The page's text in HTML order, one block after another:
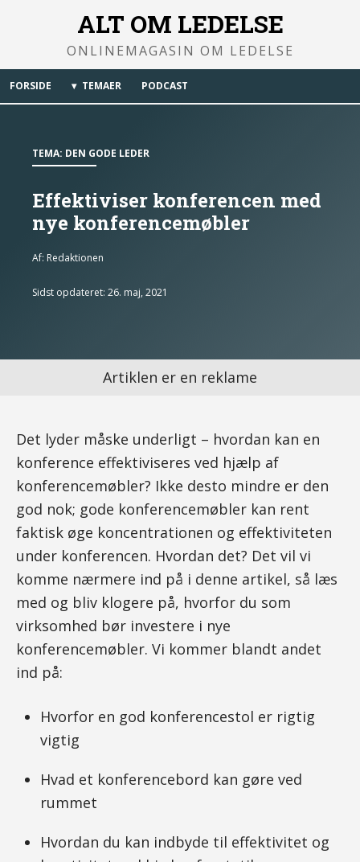
ALT OM LEDELSE
ONLINEMAGASIN OM LEDELSE
FORSIDE TEMAER PODCAST
TEMA: DEN GODE LEDER
Effektiviser konferencen med
nye konferencemøbler
Af: Redaktionen
Sidst opdateret: 26. maj, 2021
Artiklen er en reklame
Det lyder måske underligt – hvordan kan en
konference effektiviseres ved hjælp af
konferencemøbler? Ikke desto mindre er den
god nok; gode konferencemøbler kan rent
faktisk øge koncentrationen og effektiviteten
under konferencen. Hvordan det? Det vil vi
komme nærmere ind på i denne artikel, så læs
med og bliv klogere på, hvorfor du som
virksomhed bør investere i nye
konferencemøbler. Vi kommer blandt andet
ind på:
Hvorfor en god konferencestol er rigtig
vigtig
Hvad et konferencebord kan gøre ved
rummet
Hvordan du kan indbyde til effektivitet og